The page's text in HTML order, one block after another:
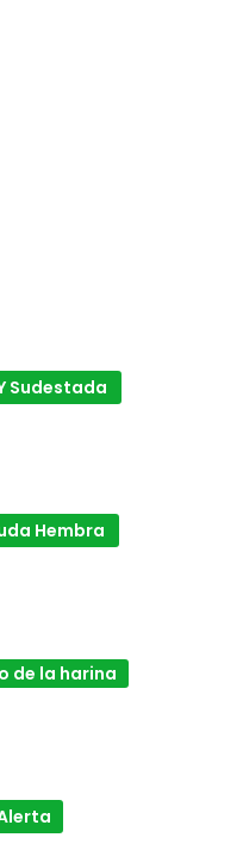
Sudestada
Hembra
de la harina